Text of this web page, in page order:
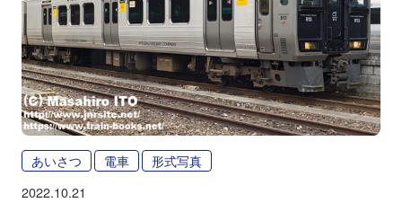
あいさつ 電車 形式写真
2022.10.21